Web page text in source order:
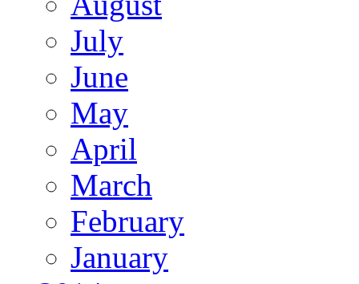
July
June
May
April
March
February
January